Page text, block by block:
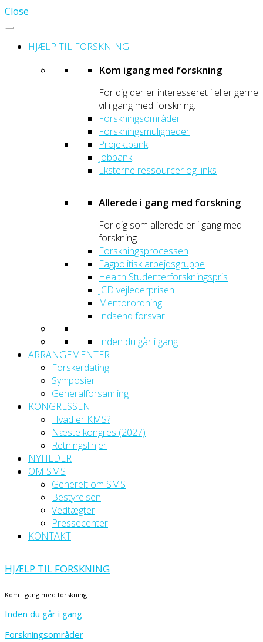
Close
HJÆLP TIL FORSKNING
Kom igang med forskning
For dig der er interesseret i eller gerne
vil i gang med forskning.
Forskningsområder
Forskningsmuligheder
Projektbank
Jobbank
Eksterne ressourcer og links
Allerede i gang med forskning
For dig som allerede er i gang med
forskning.
Forskningsprocessen
Fagpolitisk arbejdsgruppe
Health Studenterforskningspris
JCD vejlederprisen
Mentorordning
Indsend forsvar
Inden du går i gang
ARRANGEMENTER
Forskerdating
Symposier
Generalforsamling
KONGRESSEN
Hvad er KMS?
Næste kongres (2027)
Retningslinjer
NYHEDER
OM SMS
Generelt om SMS
Bestyrelsen
Vedtægter
Pressecenter
KONTAKT
HJÆLP TIL FORSKNING
Kom i gang med forskning
Inden du går i gang
Forskningsområder